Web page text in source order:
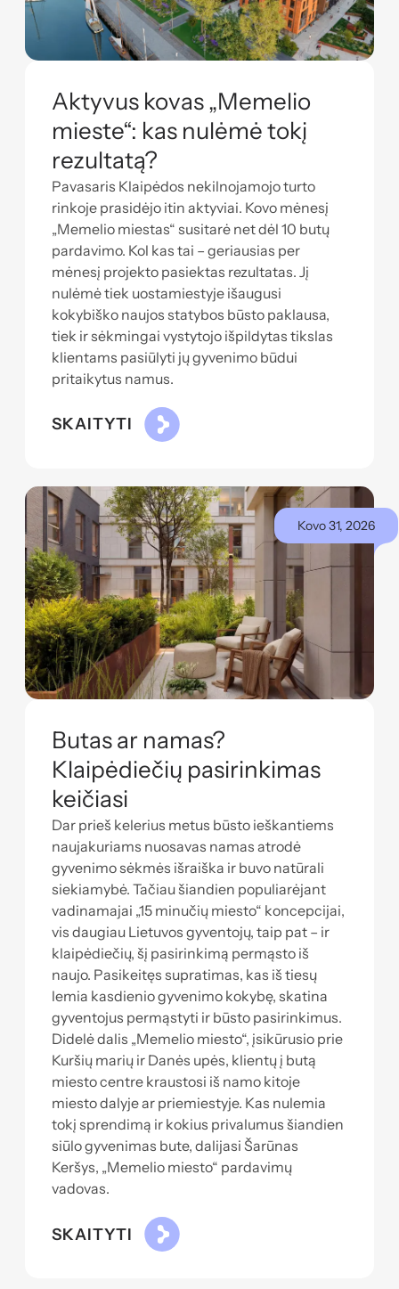
Aktyvus kovas „Memelio
mieste“: kas nulėmė tokį
rezultatą?
Pavasaris Klaipėdos nekilnojamojo turto
rinkoje prasidėjo itin aktyviai. Kovo mėnesį
„Memelio miestas“ susitarė net dėl 10 butų
pardavimo. Kol kas tai – geriausias per
mėnesį projekto pasiektas rezultatas. Jį
nulėmė tiek uostamiestyje išaugusi
kokybiško naujos statybos būsto paklausa,
tiek ir sėkmingai vystytojo išpildytas tikslas
klientams pasiūlyti jų gyvenimo būdui
pritaikytus namus.
SKAITYTI
Kovo 31, 2026
Butas ar namas?
Klaipėdiečių pasirinkimas
keičiasi
Dar prieš kelerius metus būsto ieškantiems
naujakuriams nuosavas namas atrodė
gyvenimo sėkmės išraiška ir buvo natūrali
siekiamybė. Tačiau šiandien populiarėjant
vadinamajai „15 minučių miesto“ koncepcijai,
vis daugiau Lietuvos gyventojų, taip pat – ir
klaipėdiečių, šį pasirinkimą permąsto iš
naujo. Pasikeitęs supratimas, kas iš tiesų
lemia kasdienio gyvenimo kokybę, skatina
gyventojus permąstyti ir būsto pasirinkimus.
Didelė dalis „Memelio miesto“, įsikūrusio prie
Kuršių marių ir Danės upės, klientų į butą
miesto centre kraustosi iš namo kitoje
miesto dalyje ar priemiestyje. Kas nulemia
tokį sprendimą ir kokius privalumus šiandien
siūlo gyvenimas bute, dalijasi Šarūnas
Keršys, „Memelio miesto“ pardavimų
vadovas.
SKAITYTI